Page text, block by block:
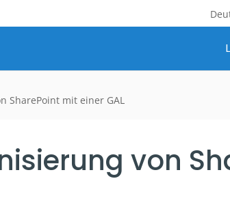
SharePoint mit einer GAL
von